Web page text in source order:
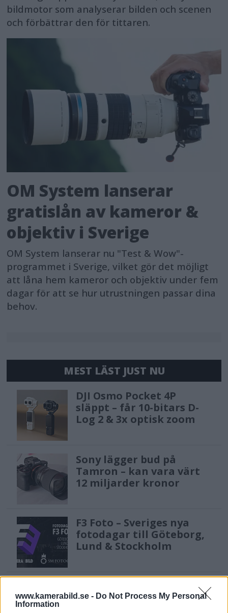
www.kamerabild.se - Do Not Process My Personal
Information
bildmotor som analyserar bilden och scenen
och förbättrar den för tittaren.
OM System lanserar
gratislån av kameror &
objektiv i Sverige
OM System lanserar nu "Test & Wow"-
programmet i Sverige, vilket gör det möjligt
att låna hem kameror och objektiv under fem
dagar för att se hur utrustningen passar dina
behov.
MEST LÄST JUST NU
DJI Osmo Pocket 4P
släppt – får 10-bitars D-
Log 2 & 3x optisk zoom
Sony lägger bud på
Tamron – kan vara värt
12 miljarder kronor
F3 Foto – Sveriges nya
fotodagar till Göteborg,
Lund & Stockholm
Sony FE 100-400mm F5,6-8
OSS – lätt telezoom för